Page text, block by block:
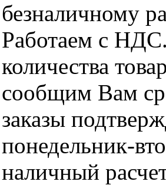
безналичному
Работаем с
количества
сообщим Вам
заказы
понедельник-
наличный